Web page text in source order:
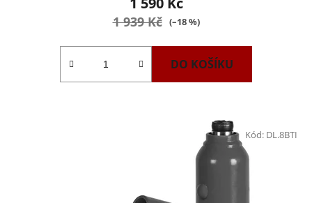
1 939 Kč (–18 %)
DO KOŠÍKU
Kód: DL.8BTI